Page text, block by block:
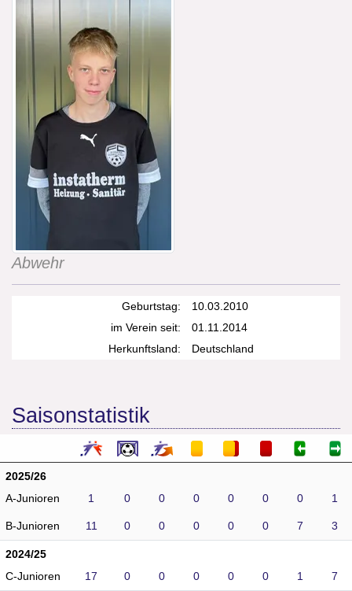
Abwehr
Geburtstag:
10.03.2010
im Verein seit:
01.11.2014
Herkunftsland:
Deutschland
Saisonstatistik
2025/26
A-Junioren
1 0 0 0 0 0 0 1
B-Junioren 11 0 0 0 0 0 7 3
2024/25
C-Junioren
17 0 0 0 0 0 1 7